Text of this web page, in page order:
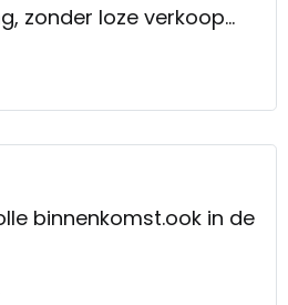
zonder loze verkoop
binnenkomst.ook in de